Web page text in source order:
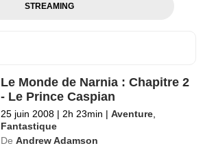
STREAMING
Le Monde de Narnia : Chapitre 2
- Le Prince Caspian
25 juin 2008 | 2h 23min | Aventure
Fantastique
De Andrew Adamson